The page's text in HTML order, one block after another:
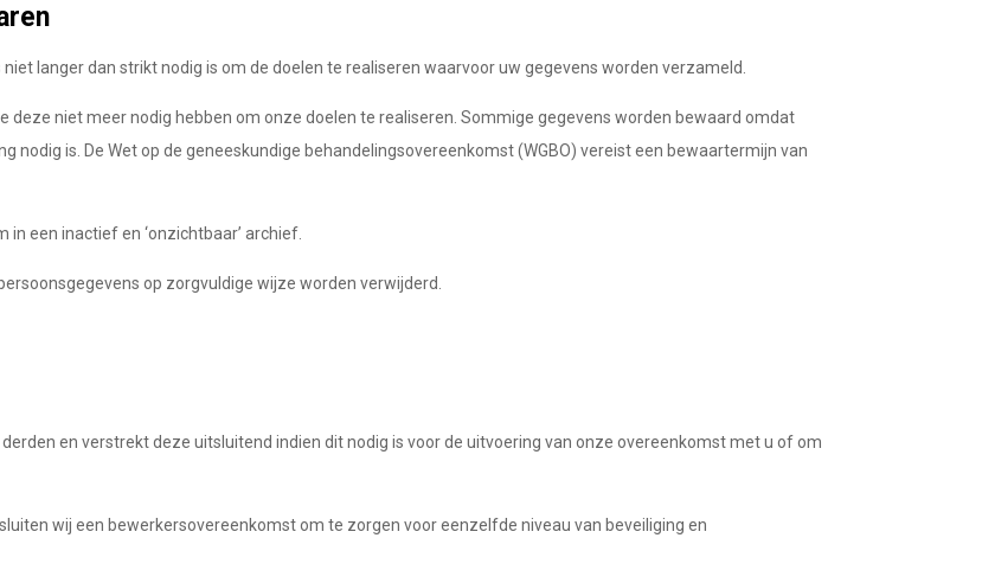
langer dan strikt nodig is om de doelen te realiseren waarvoor uw gegevens worden verzameld.
deze niet meer nodig hebben om onze doelen te realiseren. Sommige gegevens worden bewaard omdat
nodig is. De Wet op de geneeskundige behandelingsovereenkomst (WGBO) vereist een bewaartermijn van
een inactief en ‘onzichtbaar’ archief.
op zorgvuldige wijze worden verwijderd.
en verstrekt deze uitsluitend indien dit nodig is voor de uitvoering van onze overeenkomst met u of om
wij een bewerkersovereenkomst om te zorgen voor eenzelfde niveau van beveiliging en